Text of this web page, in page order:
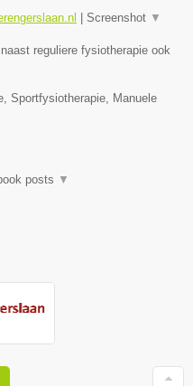
Screenshot ▼
reguliere fysiotherapie ook
Sportfysiotherapie, Manuele
posts ▼